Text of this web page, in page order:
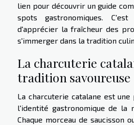
lien pour découvrir un guide
spots gastronomiques. C'est
d'apprécier la fraîcheur des
s'immerger dans la tradition
La charcuterie
tradition savoureuse
La charcuterie catalane est
l'identité gastronomique de la
Chaque morceau de saucisson